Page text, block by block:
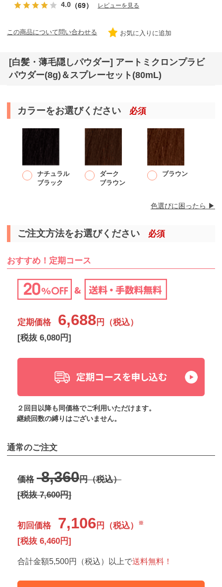
4.0 （69） レビューを見る
この商品について問い合わせる お気に入りに追加
[白髪・薄毛隠しパウダー] アートミクロンプラビ
パウダー(8g)＆スプレーセット(80mL)
カラーをお選びください 必須
ナチュラル
ブラック
ダーク
ブラウン
ブラウン
色選びに困ったら ▶︎
ご注文方法をお選びください 必須
おすすめ！定期コース
定期価格 6,688円（税込）
[税抜 6,080円]
２回目以降も同価格でご利用いただけます。
継続回数の縛りはございません。
通常のご注文
価格 8,360円（税込）
[税抜 7,600円]
初回価格 7,106 円（税込） ※
[税抜 6,460円]
合計金額5,500円（税込）以上で送料無料！